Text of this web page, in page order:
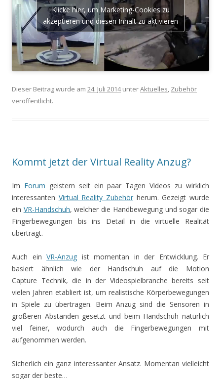
Klicke hier, um Marketing-Cookies zu
akzeptieren und diesen Inhalt zu aktivieren
Dieser Beitrag wurde am 24. Juli 2014unterAktuelles, Zubehör
veröffentlicht.
Kommt jetzt der Virtual Reality Anzug?
Im Forum geistern seit ein paar Tagen Videos zu wirklich
interessanten Virtual Reality Zubehör herum. Gezeigt wurde
ein VR-Handschuh, welcher die Handbewegung und sogar die
Fingerbewegungen bis ins Detail in die virtuelle Realität
überträgt.
Auch ein VR-Anzug ist momentan in der Entwicklung. Er
basiert ähnlich wie der Handschuh auf die Motion
Capture Technik, die in der Videospielbranche bereits seit
vielen Jahren etabliert ist, um realistische Körperbewegungen
in Spiele zu übertragen. Beim Anzug sind die Sensoren in
größeren Abständen gesetzt und beim Handschuh natürlich
viel feiner, wodurch auch die Fingerbewegungen mit
aufgenommen werden.
Sicherlich ein ganz interessanter Ansatz. Momentan vielleicht
sogar der beste…